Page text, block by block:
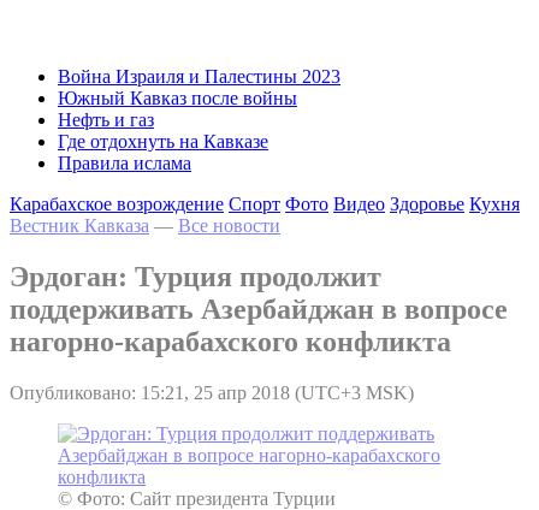
Война Израиля и Палестины 2023
Южный Кавказ после войны
Нефть и газ
Где отдохнуть на Кавказе
Правила ислама
Карабахское возрождение Спорт Фото Видео Здоровье Кухня
Вестник Кавказа — Все новости
Эрдоган: Турция продолжит
поддерживать Азербайджан в вопросе
нагорно-карабахского конфликта
Опубликовано: 15:21, 25 апр 2018 (UTC+3 MSK)
© Фото: Сайт президента Турции